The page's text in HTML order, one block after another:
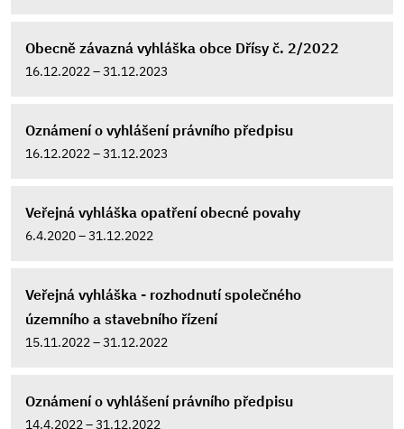
Obecně závazná vyhláška obce Dřísy č. 2/2022
16.12.2022 – 31.12.2023
Oznámení o vyhlášení právního předpisu
16.12.2022 – 31.12.2023
Veřejná vyhláška opatření obecné povahy
6.4.2020 – 31.12.2022
Veřejná vyhláška - rozhodnutí společného
územního a stavebního řízení
15.11.2022 – 31.12.2022
Oznámení o vyhlášení právního předpisu
14.4.2022 – 31.12.2022